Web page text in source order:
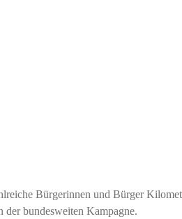
Bürgerinnen und Bürger
der bundesweiten Kampagne.